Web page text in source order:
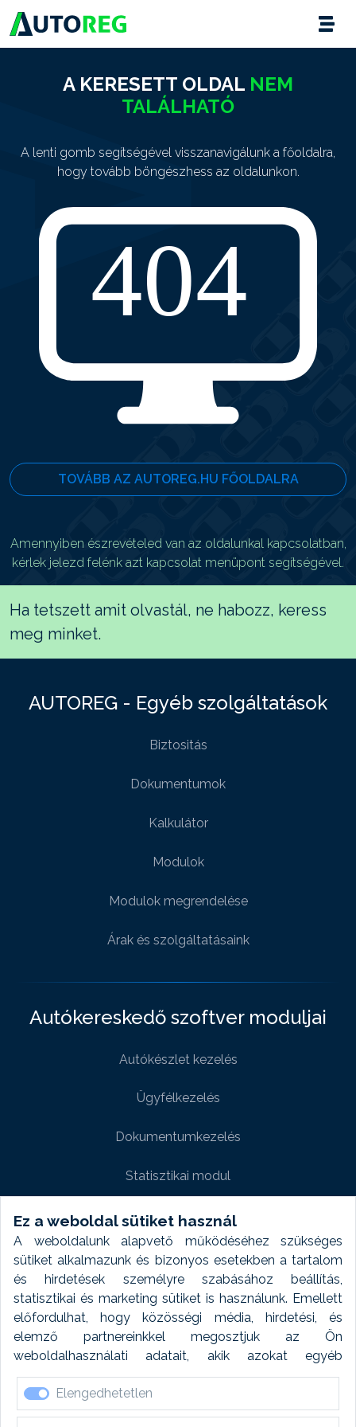
Ez a weboldal sütiket használ
A weboldalunk alapvető működéséhez szükséges
sütiket alkalmazunk és bizonyos esetekben a tartalom
és hirdetések személyre szabásához beállítás,
statisztikai és marketing sütiket is használunk. Emellett
előfordulhat, hogy közösségi média, hirdetési, és
elemző partnereinkkel megosztjuk az Ön
weboldalhasználati adatait, akik azokat egyéb
forrásokból gyűjtött adatokkal kombinálhatják. A sütik
elfogadásával kapcsolatosan naplózást végzünk és
ezen adatokat 6 hónap után automatikusan töröljük. A
Elengedhetetlen
A KERESETT OLDAL NEM
TALÁLHATÓ
A lenti gomb segítségével visszanavigálunk a főoldalra,
hogy tovább böngészhess az oldalunkon.
TOVÁBB AZ AUTOREG.HU FŐOLDALRA
Amennyiben észrevételed van az oldalunkal kapcsolatban,
kérlek jelezd felénk azt kapcsolat menüpont segítségével.
Ha tetszett amit olvastál, ne habozz, keress
meg minket.
AUTOREG - Egyéb szolgáltatások
Biztositás
Dokumentumok
Kalkulátor
Modulok
Modulok megrendelése
Árak és szolgáltatásaink
Autókereskedő szoftver moduljai
Autókészlet kezelés
Ügyfélkezelés
Dokumentumkezelés
Statisztikai modul
Weboldal modul
Fényképtár extra modul
Autómosó modul
Feladatütemezés